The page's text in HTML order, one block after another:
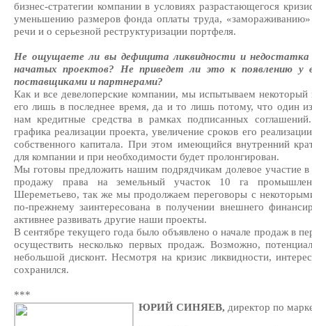
бизнес-стратегии компании в условиях разрастающегося
уменьшению размеров фонда оплаты труда,
речи и о серьезной реструктуризации портфеля.
Не ощущаете ли вы дефицита ликвидности и недостатка
начатых проектов? Не приведет ли это к появлению у
поставщиками и партнерами?
Как и все девелоперские компании, мы испытываем
его лишь в последнее время, да и то лишь потому, что один
нам кредитные средства в рамках подписанных
графика реализации проекта, увеличение сроков его
собственного капитала. При этом имеющийся внутренний
для компании и при необходимости будет пролонгирован.
Мы готовы предложить нашим подрядчикам долевое участие
продажу права на земельный участок 10 га
Шереметьево, так же мы продолжаем переговоры с
по-прежнему заинтересована в получении внешнего
активнее развивать другие наши проекты.
В сентябре текущего года было объявлено о начале продаж в
осуществить несколько первых продаж. Возможно,
небольшой дисконт. Несмотря на кризис ликвидности,
сохранился.
***
ЮРИЙ СИНЯЕВ, директор по